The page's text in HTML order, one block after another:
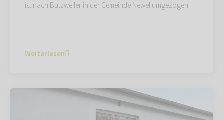
ist nach Butzweiler in der Gemeinde Newel umgezogen.
Weiterlesen